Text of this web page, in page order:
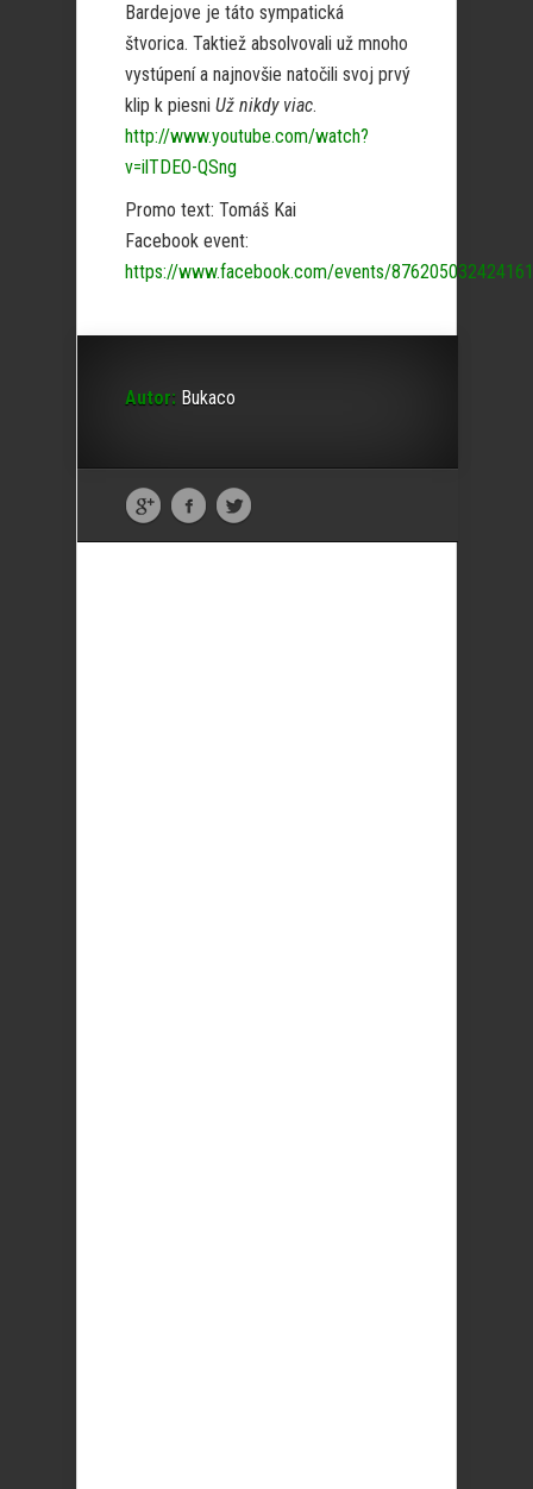
Bardejove je táto sympatická
štvorica. Taktiež absolvovali už mnoho
vystúpení a najnovšie natočili svoj prvý
klip k piesni Už nikdy viac.
http://www.youtube.com/watch?
v=ilTDEO-QSng
Promo text: Tomáš Kai
Facebook event:
https://www.facebook.com/events/
Autor: Bukaco